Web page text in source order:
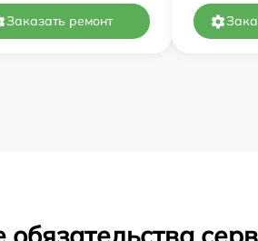
Заказать ремонт